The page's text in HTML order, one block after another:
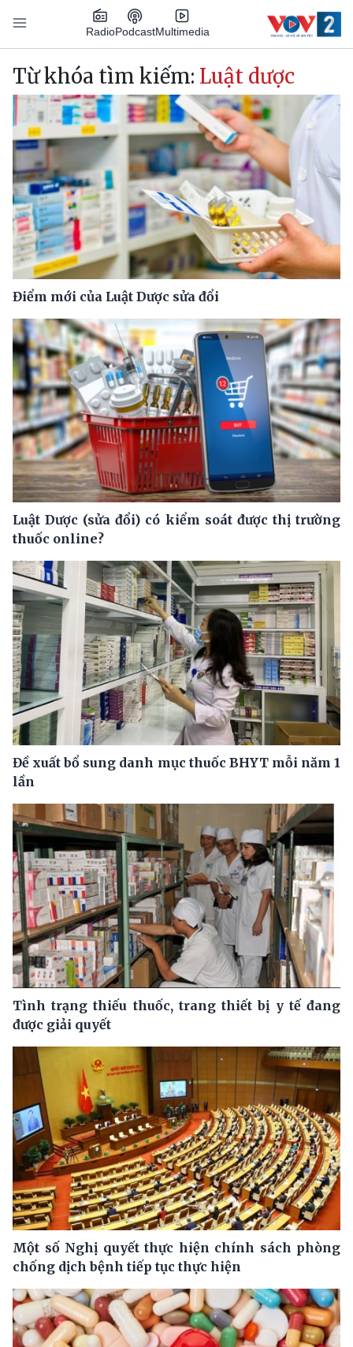
Nhảy đến nội dung
RadioPodcastMultimedia
Main navigation
Từ khóa tìm kiếm: Luật dược
Điểm mới của Luật Dược sửa đổi
Luật Dược (sửa đổi) có kiểm soát được thị trường
thuốc online?
Đề xuất bổ sung danh mục thuốc BHYT mỗi năm 1
lần
Tình trạng thiếu thuốc, trang thiết bị y tế đang
được giải quyết
Một số Nghị quyết thực hiện chính sách phòng
chống dịch bệnh tiếp tục thực hiện